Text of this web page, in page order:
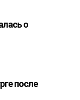
о
после